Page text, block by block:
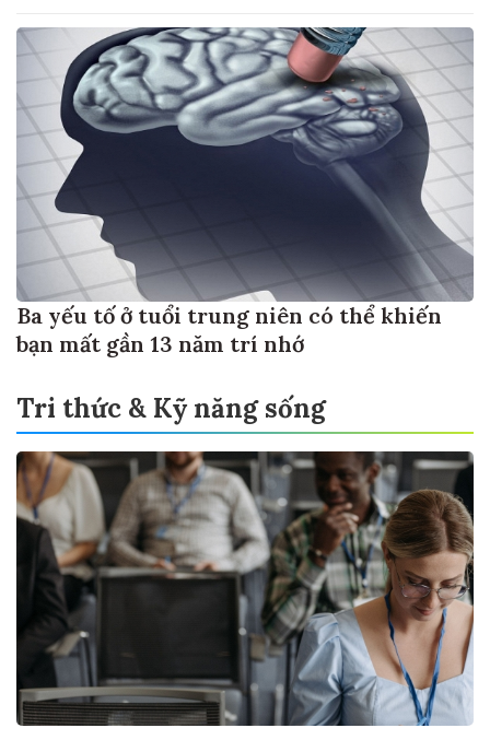
Ba yếu tố ở tuổi trung niên có thể khiến
bạn mất gần 13 năm trí nhớ
Tri thức & Kỹ năng sống